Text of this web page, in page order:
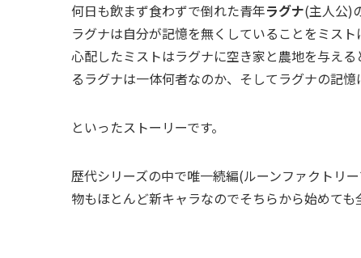
何日も飲まず食わずで倒れた青年ラグナ(主人公)
ラグナは自分が記憶を無くしていることをミスト
心配したミストはラグナに空き家と農地を与え
るラグナは一体何者なのか、そしてラグナの記憶
といったストーリーです。
歴代シリーズの中で唯一続編(ルーンファクトリ
物もほとんど新キャラなのでそちらから始めても